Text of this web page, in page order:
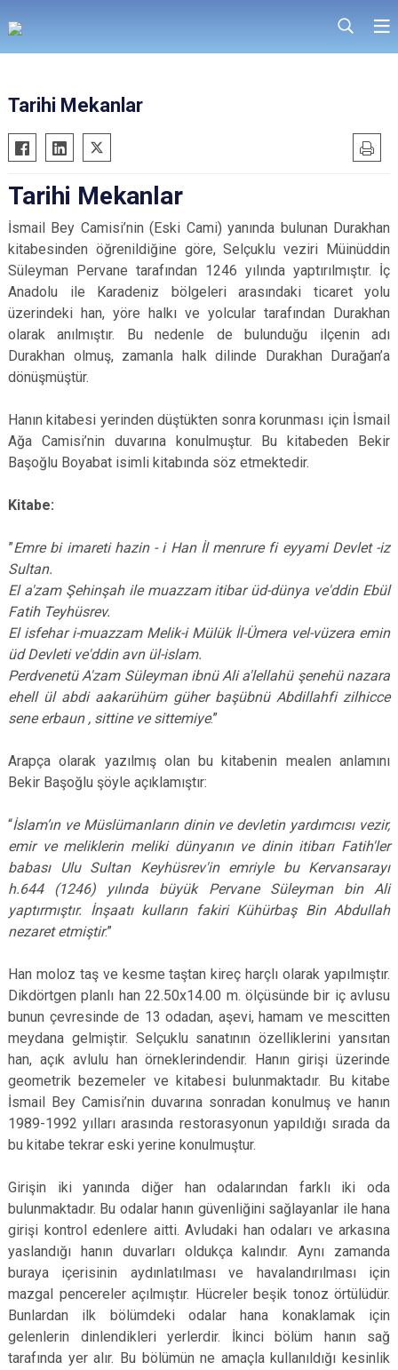
Tarihi Mekanlar
Tarihi Mekanlar
İsmail Bey Camisi’nin (Eski Cami) yanında bulunan Durakhan
kitabesinden öğrenildiğine göre, Selçuklu veziri Müinüddin
Süleyman Pervane tarafından 1246 yılında yaptırılmıştır. İç
Anadolu ile Karadeniz bölgeleri arasındaki ticaret yolu
üzerindeki han, yöre halkı ve yolcular tarafından Durakhan
olarak anılmıştır. Bu nedenle de bulunduğu ilçenin adı
Durakhan olmuş, zamanla halk dilinde Durakhan Durağan’a
dönüşmüştür.
Hanın kitabesi yerinden düştükten sonra korunması için İsmail
Ağa Camisi’nin duvarına konulmuştur. Bu kitabeden Bekir
Başoğlu Boyabat isimli kitabında söz etmektedir.
Kitabe:
”Emre bi imareti hazin - i Han İl menrure fi eyyami Devlet -iz
Sultan.
El a'zam Şehinşah ile muazzam itibar üd-dünya ve'ddin Ebül
Fatih Teyhüsrev.
El isfehar i-muazzam Melik-i Mülük İl-Ümera vel-vüzera emin
üd Devleti ve'ddin avn ül-islam.
Perdvenetü A'zam Süleyman ibnü Ali a'lellahü şenehü nazara
ehell ül abdi aakarühüm güher başübnü Abdillahfi zilhicce
sene erbaun , sittine ve sittemiye.”
Arapça olarak yazılmış olan bu kitabenin mealen anlamını
Bekir Başoğlu şöyle açıklamıştır:
“İslam’ın ve Müslümanların dinin ve devletin yardımcısı vezir,
emir ve meliklerin meliki dünyanın ve dinin itibarı Fatih'ler
babası Ulu Sultan Keyhüsrev'in emriyle bu Kervansarayı
h.644 (1246) yılında büyük Pervane Süleyman bin Ali
yaptırmıştır. İnşaatı kulların fakiri Kühürbaş Bin Abdullah
nezaret etmiştir.”
Han moloz taş ve kesme taştan kireç harçlı olarak yapılmıştır.
Dikdörtgen planlı han 22.50x14.00 m. ölçüsünde bir iç avlusu
bunun çevresinde de 13 odadan, aşevi, hamam ve mescitten
meydana gelmiştir. Selçuklu sanatının özelliklerini yansıtan
han, açık avlulu han örneklerindendir. Hanın girişi üzerinde
geometrik bezemeler ve kitabesi bulunmaktadır. Bu kitabe
İsmail Bey Camisi’nin duvarına sonradan konulmuş ve hanın
1989-1992 yılları arasında restorasyonun yapıldığı sırada da
bu kitabe tekrar eski yerine konulmuştur.
Girişin iki yanında diğer han odalarından farklı iki oda
bulunmaktadır. Bu odalar hanın güvenliğini sağlayanlar ile hana
girişi kontrol edenlere aitti. Avludaki han odaları ve arkasına
yaslandığı hanın duvarları oldukça kalındır. Aynı zamanda
buraya içerisinin aydınlatılması ve havalandırılması için
mazgal pencereler açılmıştır. Hücreler beşik tonoz örtülüdür.
Bunlardan ilk bölümdeki odalar hana konaklamak için
gelenlerin dinlendikleri yerlerdir. İkinci bölüm hanın sağ
tarafında yer alır. Bu bölümün ne amaçla kullanıldığı kesinlik